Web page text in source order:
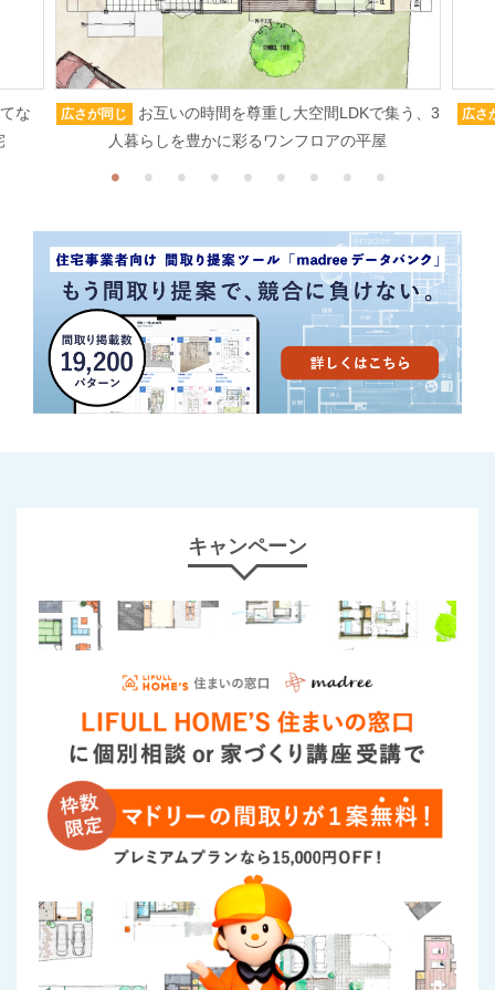
な
広さが同じ
お互いの時間を尊重し大空間LDKで集う、3
人暮らしを豊かに彩るワンフロアの平屋
広さ
キャンペーン